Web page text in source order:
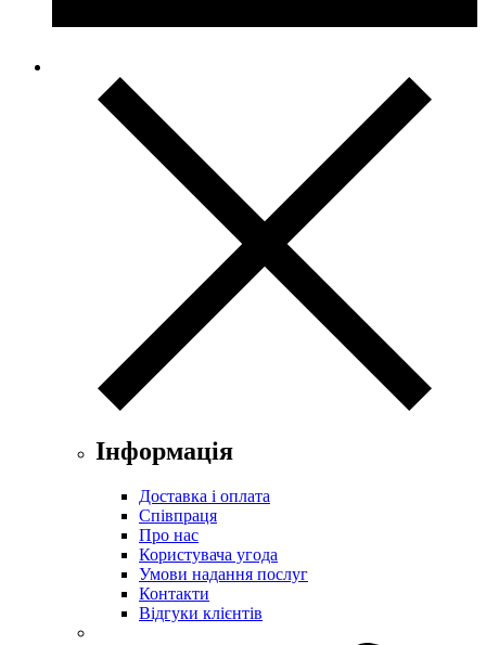
Інформація
Доставка і оплата
Співпраця
Про нас
Користувача угода
Умови надання послуг
Контакти
Відгуки клієнтів